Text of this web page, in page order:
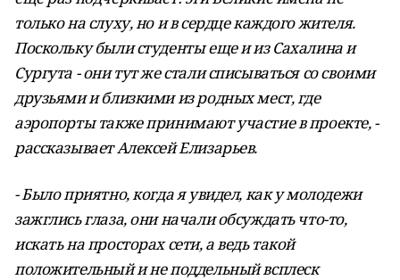
только на слуху, но и в сердце каждого жителя.
Поскольку были студенты еще и из Сахалина и
Сургута - они тут же стали списываться со своими
друзьями и близкими из родных мест, где
аэропорты также принимают участие в проекте, -
рассказывает Алексей Елизарьев.
- Было приятно, когда я увидел, как у молодежи
зажглись глаза, они начали обсуждать что-то,
искать на просторах сети, а ведь такой
положительный и не поддельный всплеск